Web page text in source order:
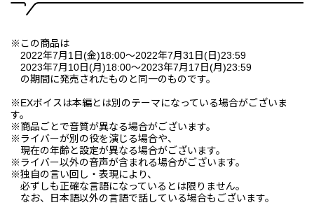
※この商品は
2022年7月1日(金)18:00〜2022年7月31日(日)23:59
2023年7月10日(月)18:00〜2023年7月17日(月)23:59
の期間に発売されたものと同一のものです。
※EXボイスは本編とは別のテーマになっている場合がございま
す。
※商品ごとで音質が異なる場合がございます。
※ライバーが別の役を演じる場合や、
現在の年齢と設定が異なる場合がございます。
※ライバー以外の音声が含まれる場合がございます。
※独自の言い回し・表現により、
必ずしも正確な言語になっているとは限りません。
なお、日本語以外の言語で話している場合もございます。